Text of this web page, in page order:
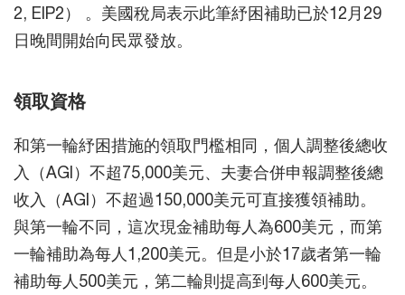
2, EIP2） 。美國稅局表示此筆紓困補助已於12月29
日晚間開始向民眾發放。
領取資格
和第一輪紓困措施的領取門檻相同，個人調整後總收
入（AGI）不超75,000美元、夫妻合併申報調整後總
收入（AGI）不超過150,000美元可直接獲領補助。
與第一輪不同，這次現金補助每人為600美元，而第
一輪補助為每人1,200美元。但是小於17歲者第一輪
補助每人500美元，第二輪則提高到每人600美元。